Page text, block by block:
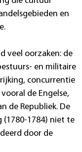
en
veel oorzaken: de
en militaire
concurrentie
de Engelse,
de Republiek. De
(1780-1784) niet te
door de